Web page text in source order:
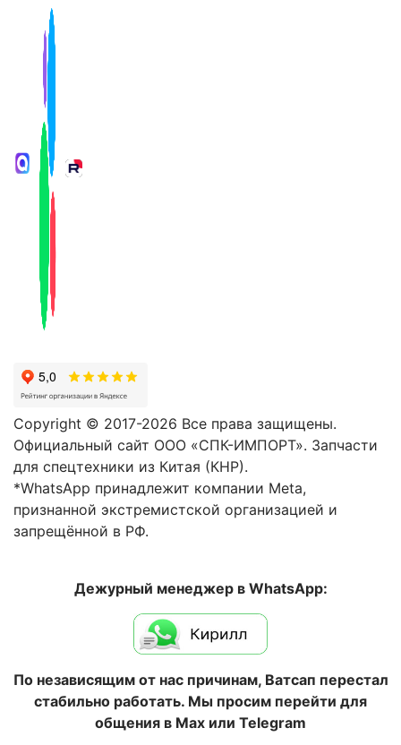
Copyright © 2017-2026 Все права защищены.
Официальный сайт ООО «СПК-ИМПОРТ». Запчасти
для спецтехники из Китая (КНР).
*WhatsApp принадлежит компании Meta,
признанной экстремистской организацией и
запрещённой в РФ.
Дежурный менеджер в WhatsApp:
По независящим от нас причинам, Ватсап перестал
стабильно работать. Мы просим перейти для
общения в Max или Telegram